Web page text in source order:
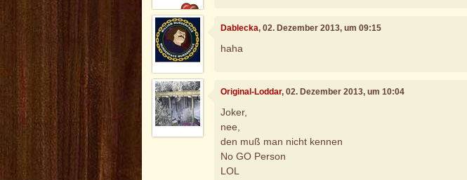
Dablecka, 02. Dezember 2013, um 09:15
haha
Original-Loddar, 02. Dezember 2013, um 10:04
Joker,
nee,
den muß man nicht kennen
No GO Person
LOL